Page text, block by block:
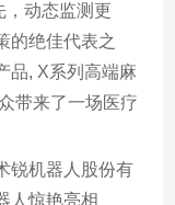
动态监测更
的绝佳代表之
品, X系列高端麻
带来了一场医疗
锐机器人股份有
人惊艳亮相